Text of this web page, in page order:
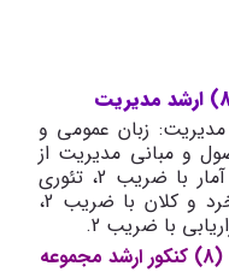
کد ضریب (8) ارشد مدیریت: زبان عمومی و
با ضریب 3، اصول و مبانی مدیریت از
دیدگاه اسلام با ضریب 2، ریاضی و آمار با ضریب 2، تئوری
های مدیریت با ضریب 3، اقتصاد خرد و کلان با ضریب 2،
جدول رشته های مندرج در کد ضریب (8) کنکور ارشد مجموعه